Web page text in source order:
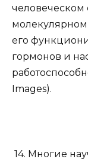
человеческом
его
гормонов и
Images).
14. Многие